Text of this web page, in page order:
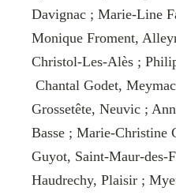
Davignac ; Marie-Line
Monique Froment,
Christol-Les-Alès ;
Chantal Godet,
Grossetête, Neuvic ;
Basse ; Marie-Christine
Guyot, Saint-Maur-des-
Haudrechy, Plaisir ;